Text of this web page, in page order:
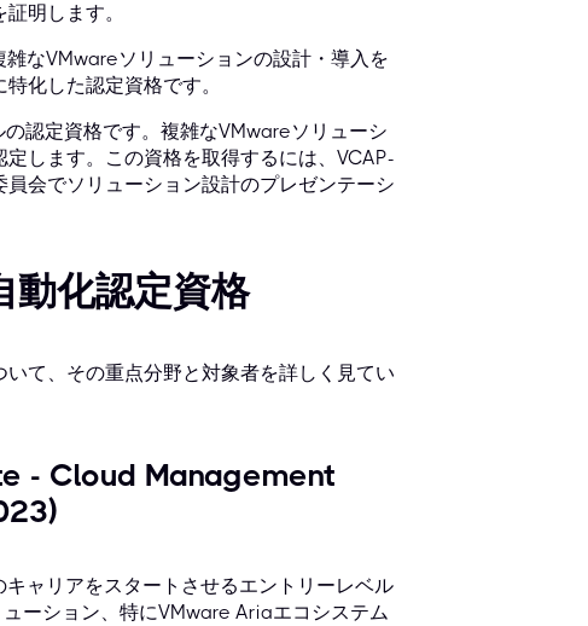
明します。
なVMwareソリューションの設計・導入を
化した認定資格です。
認定資格です。複雑なVMwareソリューシ
します。この資格を取得するには、VCAP-
会でソリューション設計のプレゼンテーシ
動化認定資格
て、その重点分野と対象者を詳しく見てい
- Cloud Management
ャリアをスタートさせるエントリーレベル
ーション、特にVMware Ariaエコシステム